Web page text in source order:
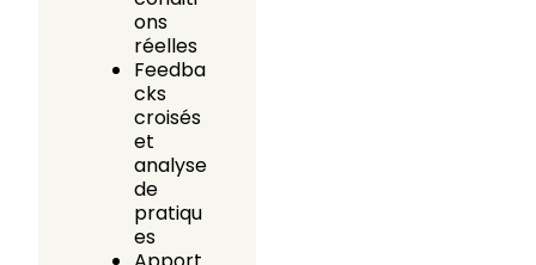
ons
réelles
Feedba
cks
croisés
et
analyse
de
pratiqu
es